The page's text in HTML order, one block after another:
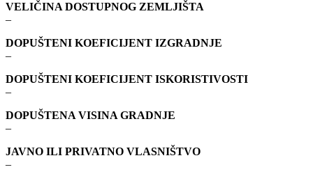
VELIČINA DOSTUPNOG ZEMLJIŠTA
–
DOPUŠTENI KOEFICIJENT IZGRADNJE
–
DOPUŠTENI KOEFICIJENT ISKORISTIVOSTI
–
DOPUŠTENA VISINA GRADNJE
–
JAVNO ILI PRIVATNO VLASNIŠTVO
–